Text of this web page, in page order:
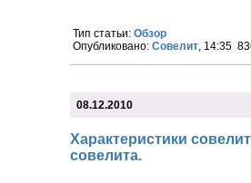
Тип статьи: Обзор
Опубликовано: Совелит, 14:35
08.12.2010
Характеристики
совелита.